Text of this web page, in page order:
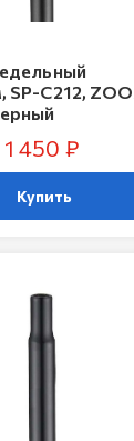
C212,
1 450 ₽
Купить